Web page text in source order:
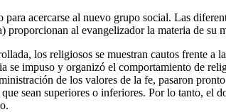
acercarse al nuevo grupo social. Las
al evangelizador la materia de su
los religiosos se muestran cautos frente
se impuso y organizó el comportamiento de
de los valores de la fe, pasaron
sean superiores o inferiores. Por lo tanto,